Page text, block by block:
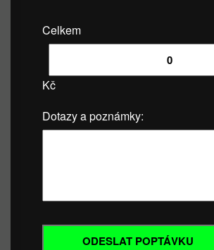
Celkem
Kč
Dotazy a poznámky: